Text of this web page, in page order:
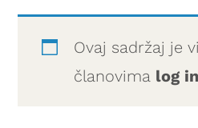
Ovaj sadržaj je
članovima log in